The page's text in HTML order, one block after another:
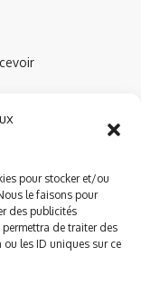
pour stocker et/ou
le faisons pour
des publicités
de traiter des
les ID uniques sur ce